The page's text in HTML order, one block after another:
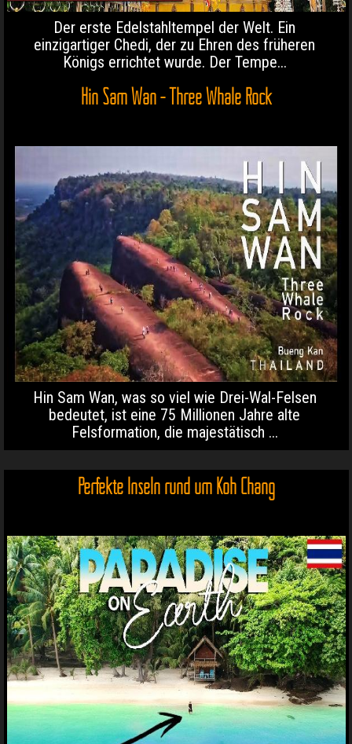
Der erste Edelstahltempel der Welt. Ein
einzigartiger Chedi, der zu Ehren des früheren
Königs errichtet wurde. Der Tempe...
Hin Sam Wan - Three Whale Rock
Hin Sam Wan, was so viel wie Drei-Wal-Felsen
bedeutet, ist eine 75 Millionen Jahre alte
Felsformation, die majestätisch ...
Perfekte Inseln rund um Koh Chang